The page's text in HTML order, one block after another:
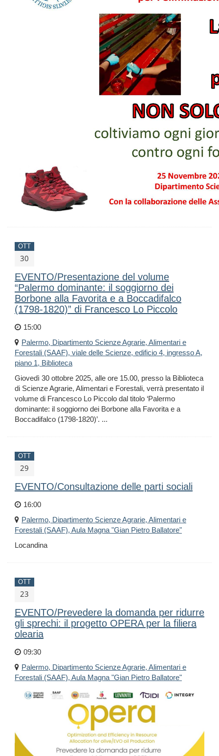
OTT
30
EVENTO/Presentazione del volume
“Palermo dominante: il soggiorno dei
Borbone alla Favorita e a Boccadifalco
(1798-1820)” di Francesco Lo Piccolo
15:00
Palermo, Dipartimento Scienze Agrarie, Alimentari e
Forestali (SAAF), viale delle Scienze, edificio 4, ingresso A,
piano 1, Biblioteca
Giovedì 30 ottobre 2025, alle ore 15.00, presso la Biblioteca
di Scienze Agrarie, Alimentari e Forestali, verrà presentato il
volume di Francesco Lo Piccolo dal titolo ‘Palermo
dominante: il soggiorno dei Borbone alla Favorita e a
Boccadifalco (1798-1820)’. ...
OTT
29
EVENTO/Consultazione delle parti sociali
16:00
Palermo, Dipartimento Scienze Agrarie, Alimentari e
Forestali (SAAF), Aula Magna "Gian Pietro Ballatore"
Locandina
OTT
23
EVENTO/Prevedere la domanda per ridurre
gli sprechi: il progetto OPERA per la filiera
olearia
09:30
Palermo, Dipartimento Scienze Agrarie, Alimentari e
Forestali (SAAF), Aula Magna "Gian Pietro Ballatore"